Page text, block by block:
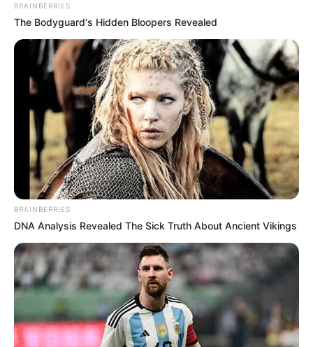
BRAINBERRIES
The Bodyguard's Hidden Bloopers Revealed
BRAINBERRIES
DNA Analysis Revealed The Sick Truth About Ancient Vikings